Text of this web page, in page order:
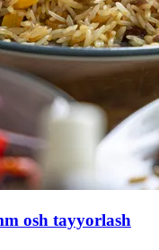
osh tayyorlash